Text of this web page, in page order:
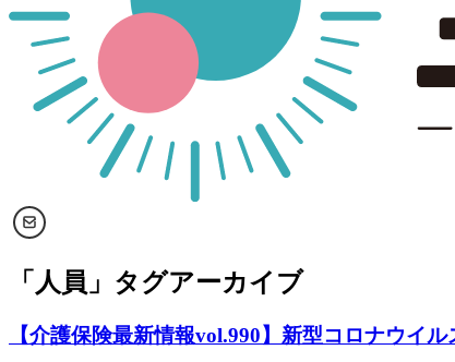
「 人員 」タグアーカイブ
【介護保険最新情報vol.990】新型コロナウイ